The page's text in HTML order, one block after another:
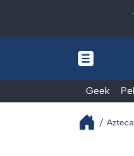
Geek
Azteca